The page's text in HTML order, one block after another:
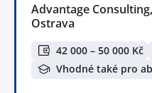
Advantage
Ostrava
42 000 – 50 000 Kč
Vhodné také pro